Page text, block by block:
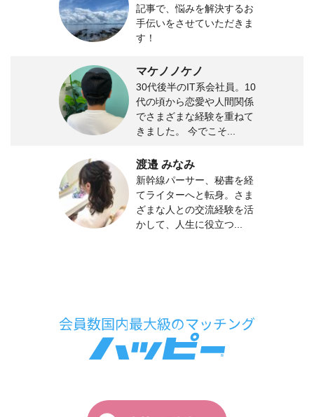
記事で、悩みを解決するお
手伝いをさせていただきま
す！
マケノノケノ
30代後半のIT系会社員。10
代の頃から恋愛や人間関係
でさまざまな経験を重ねて
きました。 今でこそ...
渡邉 みなみ
新幹線パーサー、秘書を経
てライターへと転身。さま
ざまな人との交流経験を活
かして、人生に役立つ...